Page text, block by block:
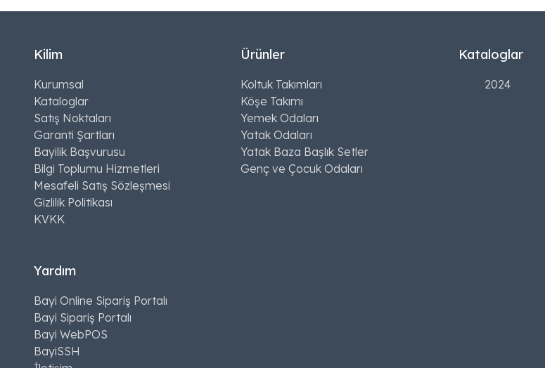
Kilim
Kurumsal
Kataloglar
Satış Noktaları
Garanti Şartları
Bayilik Başvurusu
Bilgi Toplumu Hizmetleri
Mesafeli Satış Sözleşmesi
Gizlilik Politikası
KVKK
Ürünler
Koltuk Takımları
Köşe Takımı
Yemek Odaları
Yatak Odaları
Yatak Baza Başlık Setler
Genç ve Çocuk Odaları
Yardım
Bayi Online Sipariş Portalı
Bayi Sipariş Portalı
Bayi WebPOS
BayiSSH
Kataloglar
2024